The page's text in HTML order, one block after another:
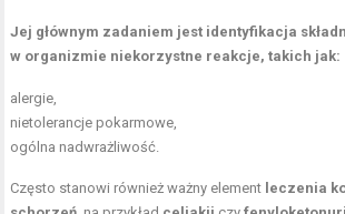
Jej głównym zadaniem jest identyfikacja
w organizmie niekorzystne reakcje, takich jak:
alergie,
nietolerancje pokarmowe,
ogólna nadwrażliwość.
Często stanowi również ważny element leczenia